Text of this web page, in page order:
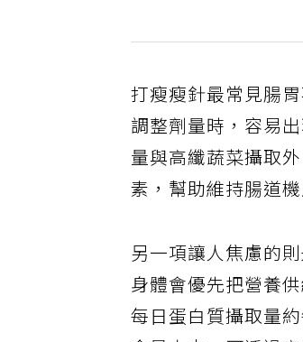
打瘦瘦針最常見腸
調整劑量時，容易
量與高纖蔬菜攝取
素，幫助維持腸道機
另一項讓人焦慮的
身體會優先把營養
每日蛋白質攝取量